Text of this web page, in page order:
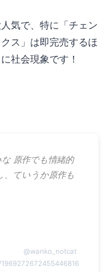
気で、特に「チェン
ス」は即完売するほ
社会現象です！
原作でも情緒的
ていうか原作も
@wanko_notcat